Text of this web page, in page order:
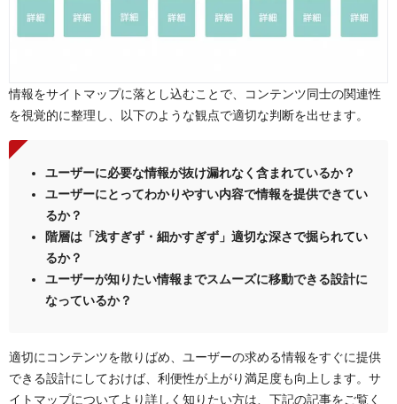
情報をサイトマップに落とし込むことで、コンテンツ同士の関連性
を視覚的に整理し、以下のような観点で適切な判断を出せます。
ユーザーに必要な情報が抜け漏れなく含まれているか？
ユーザーにとってわかりやすい内容で情報を提供できてい
るか？
階層は「浅すぎず・細かすぎず」適切な深さで掘られてい
るか？
ユーザーが知りたい情報までスムーズに移動できる設計に
なっているか？
適切にコンテンツを散りばめ、ユーザーの求める情報をすぐに提供
できる設計にしておけば、利便性が上がり満足度も向上します。サ
イトマップについてより詳しく知りたい方は、下記の記事をご覧く